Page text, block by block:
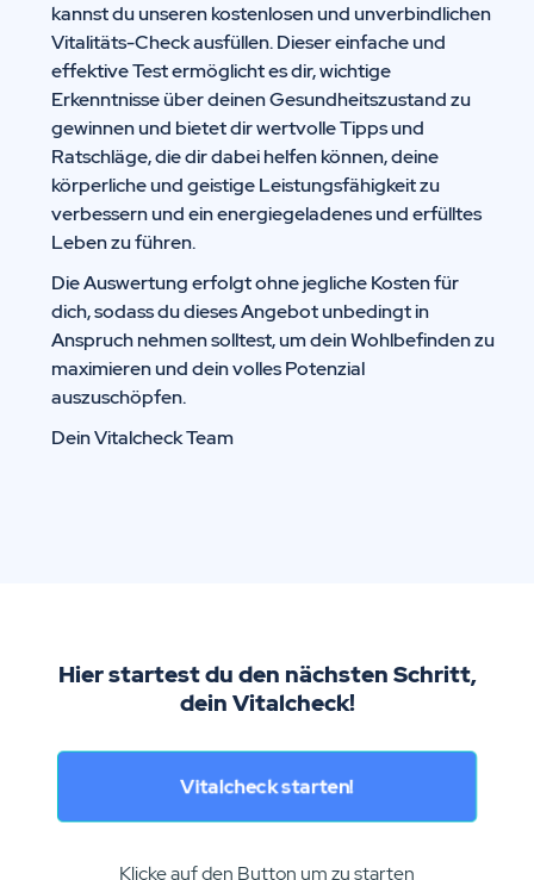
kannst du unseren kostenlosen und unverbindlichen
Vitalitäts-Check ausfüllen. Dieser einfache und
effektive Test ermöglicht es dir, wichtige
Erkenntnisse über deinen Gesundheitszustand zu
gewinnen und bietet dir wertvolle Tipps und
Ratschläge, die dir dabei helfen können, deine
körperliche und geistige Leistungsfähigkeit zu
verbessern und ein energiegeladenes und erfülltes
Leben zu führen.
Die Auswertung erfolgt ohne jegliche Kosten für
dich, sodass du dieses Angebot unbedingt in
Anspruch nehmen solltest, um dein Wohlbefinden zu
maximieren und dein volles Potenzial
auszuschöpfen.
Dein Vitalcheck Team
Hier startest du den nächsten Schritt,
dein Vitalcheck!
Vitalcheck starten!
Klicke auf den Button um zu starten